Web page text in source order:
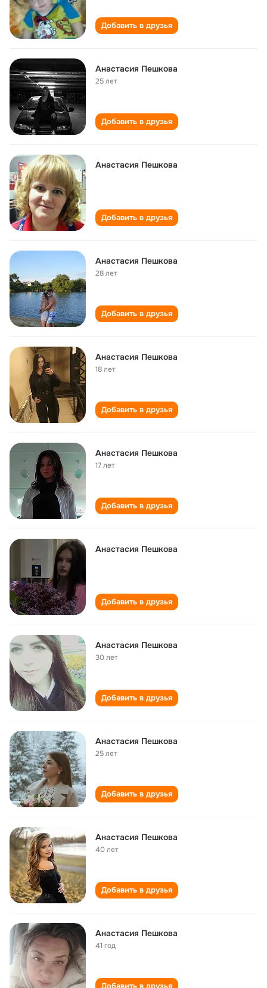
Добавить в друзья
Анастасия Пешкова
25 лет
Добавить в друзья
Анастасия Пешкова
Добавить в друзья
Анастасия Пешкова
28 лет
Добавить в друзья
Анастасия Пешкова
18 лет
Добавить в друзья
Анастасия Пешкова
17 лет
Добавить в друзья
Анастасия Пешкова
Добавить в друзья
Анастасия Пешкова
30 лет
Добавить в друзья
Анастасия Пешкова
25 лет
Добавить в друзья
Анастасия Пешкова
40 лет
Добавить в друзья
Анастасия Пешкова
41 год
Добавить в друзья